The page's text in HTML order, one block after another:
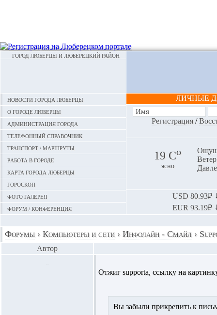
ГОРОД ЛЮБЕРЦЫ И ЛЮБЕРЕЦКИЙ РАЙОН
Новости города Люберцы
О городе Люберцы
Администрация города
Телефонный справочник
Транспорт / маршруты
Работа в городе
Карта города Люберцы
Гороскоп
Фото галерея
Форум / конференция
ЛИЧНЫЕ
Регистрация/
19 Сo
ясно
USD 80.93₽
EUR 93.19₽
Форумы › Компьютеры и сети › Инфолайн - Смайл ›
Автор
Отжиг supporta, ссылку на
Вы забыли прикрепить к